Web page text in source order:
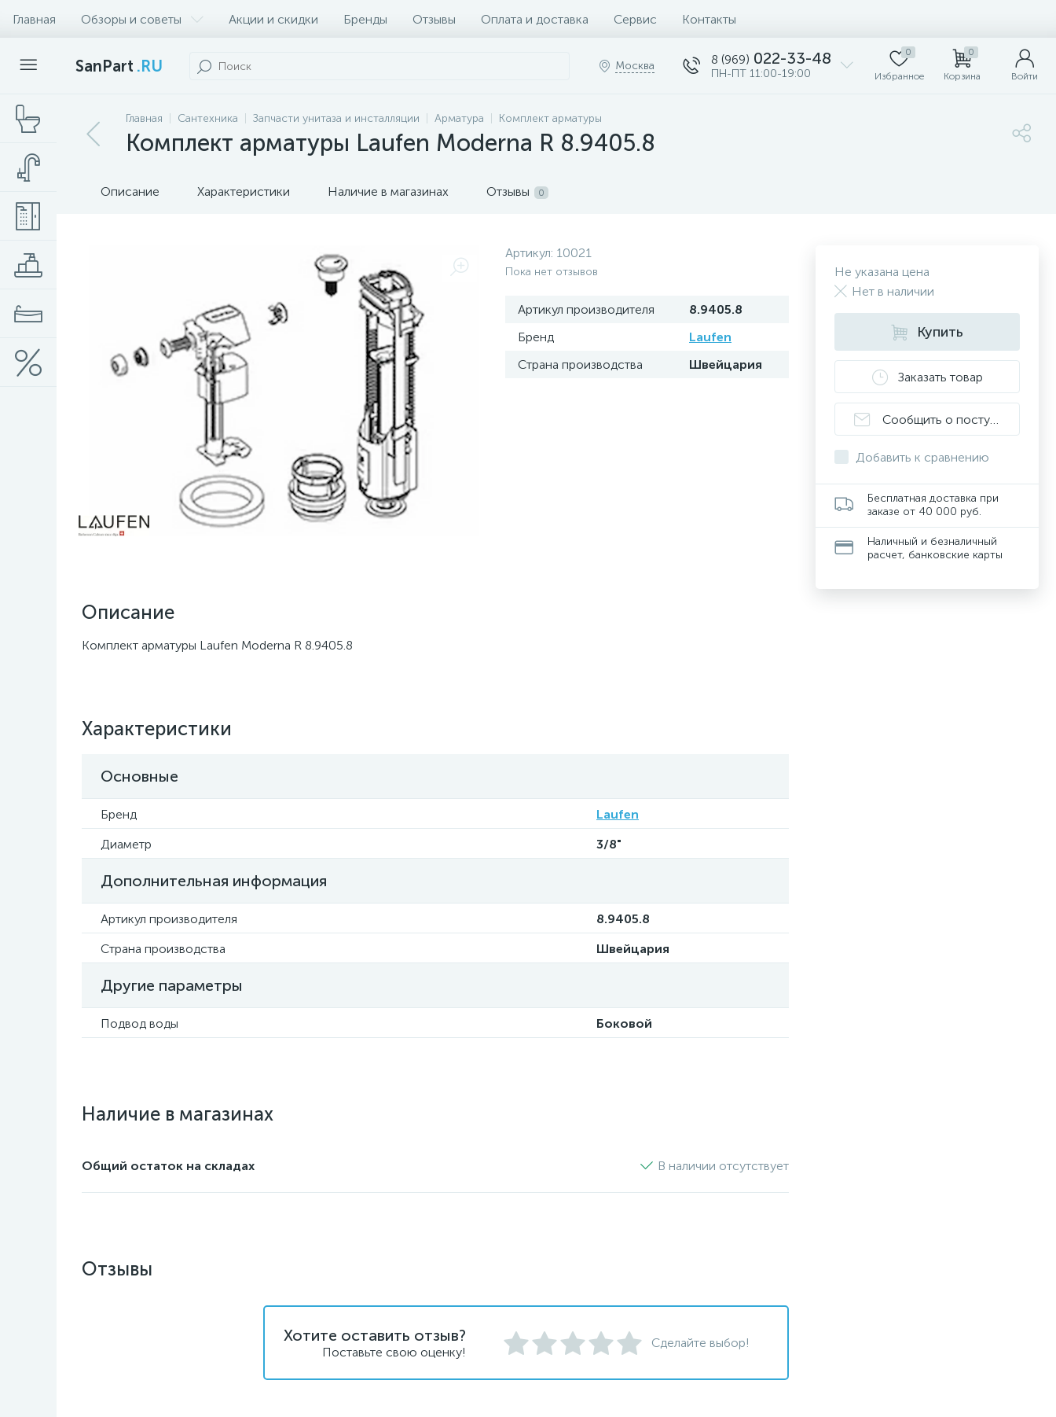
Главная Обзоры и советы Акции и скидки Бренды Отзывы Оплата и доставка Сервис Контакты
SanPart .RU Москва 8 (969) 022-33-48
ПН-ПТ 11:00-19:00
0
Избранное
0
Корзина Войти
Главная Сантехника Запчасти унитаза и инсталляции Арматура Комплект арматуры
Комплект арматуры Laufen Moderna R 8.9405.8
Описание Характеристики Наличие в магазинах Отзывы 0
Артикул: 10021
Пока нет отзывов
Артикул производителя
8.9405.8
Бренд
Laufen
Страна производства
Швейцария
Описание
Комплект арматуры Laufen Moderna R 8.9405.8
Характеристики
Основные
Бренд
Laufen
Диаметр
3/8"
Дополнительная информация
Артикул производителя
8.9405.8
Страна производства
Швейцария
Другие параметры
Подвод воды Боковой
Наличие в магазинах
Общий остаток на складах В наличии отсутствует
Не указана цена
Нет в наличии
Купить
Заказать товар
Сообщить о поступлении
Добавить к сравнению
Бесплатная доставка при
заказе от 40 000 руб.
Наличный и безналичный
расчет, банковские карты
Отзывы
Хотите оставить отзыв?
Поставьте свою оценку!
Сделайте выбор!